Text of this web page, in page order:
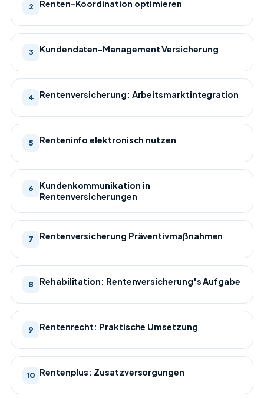
2 Renten-Koordination optimieren
3 Kundendaten-Management Versicherung
4 Rentenversicherung: Arbeitsmarktintegration
5 Renteninfo elektronisch nutzen
6
Kundenkommunikation in
Rentenversicherungen
7 Rentenversicherung Präventivmaßnahmen
8 Rehabilitation: Rentenversicherung's Aufgabe
9 Rentenrecht: Praktische Umsetzung
10 Rentenplus: Zusatzversorgungen